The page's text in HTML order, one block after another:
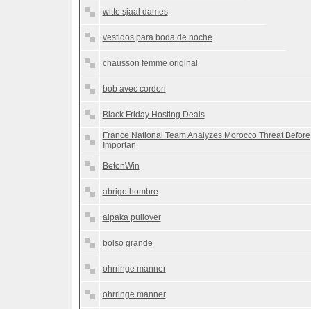
witte sjaal dames
vestidos para boda de noche
chausson femme original
bob avec cordon
Black Friday Hosting Deals
France National Team Analyzes Morocco Threat Before
Importan
BetonWin
abrigo hombre
alpaka pullover
bolso grande
ohrringe manner
ohrringe manner